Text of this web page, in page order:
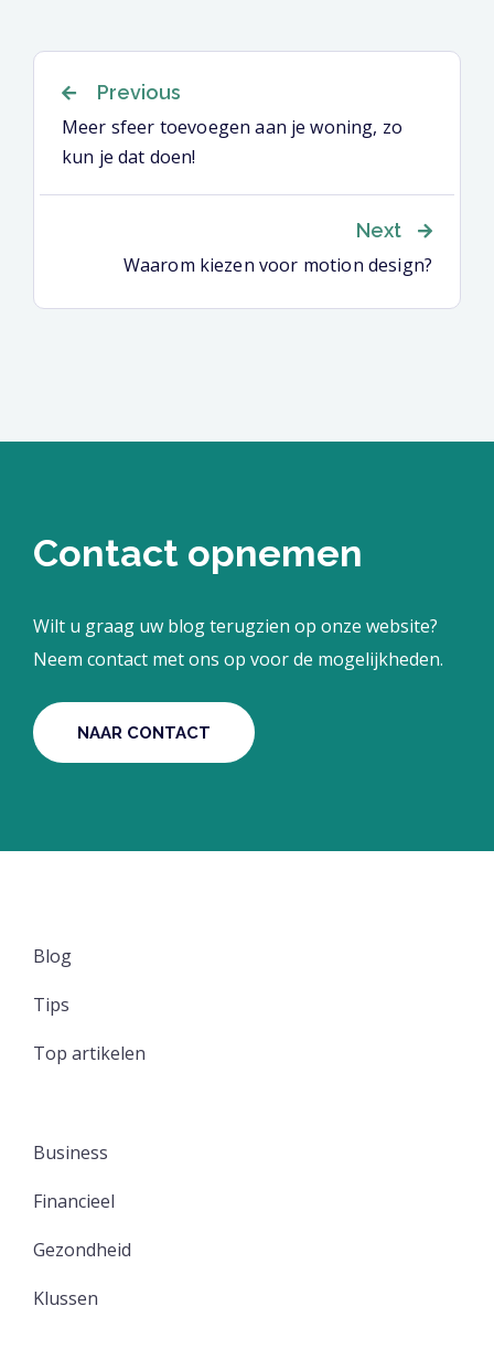
Berichtnavigatie
Previous
Meer sfeer toevoegen aan je woning, zo
kun je dat doen!
Next
Waarom kiezen voor motion design?
Blog
Tips
Top artikelen
Business
Financieel
Gezondheid
Klussen
Contact opnemen
Wilt u graag uw blog terugzien op onze website?
Neem contact met ons op voor de mogelijkheden.
NAAR CONTACT